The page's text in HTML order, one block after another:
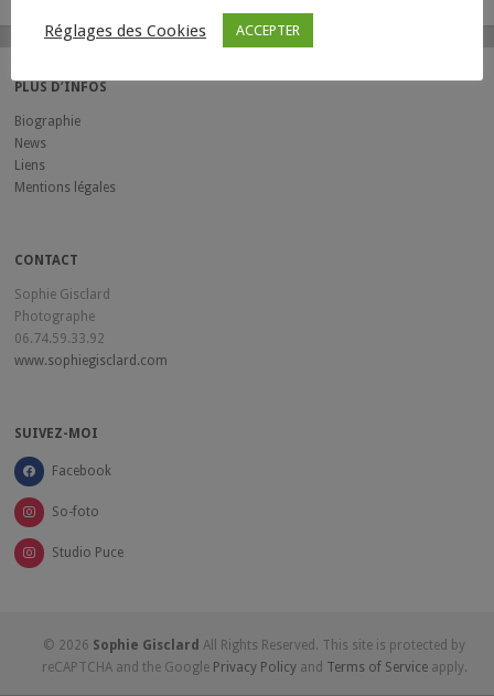
PLUS D’INFOS
Biographie
News
Liens
Mentions légales
CONTACT
Sophie Gisclard
Photographe
06.74.59.33.92
www.sophiegisclard.com
SUIVEZ-MOI
Facebook
So-foto
Studio Puce
© 2026 Sophie Gisclard All Rights Reserved. This site is protected by
reCAPTCHA and the Google Privacy Policyand Terms of Serviceapply.
Réglages des Cookies ACCEPTER